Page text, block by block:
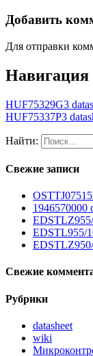
Добавить
Для отправки
Навигация
HUF75329G3
HUF75337P3
Найти:
Свежие записи
1946570000
EDSTL955/
Свежие
Рубрики
datasheet
wiki